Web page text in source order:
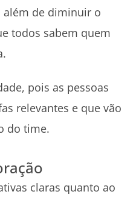
além de diminuir o
todos sabem quem
pois as pessoas
relevantes e que vão
do time.
claras quanto ao